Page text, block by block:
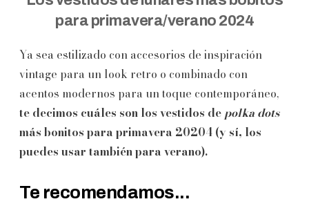
para primavera/verano 2024
Ya sea estilizado con accesorios de inspiración
vintage para un look retro o combinado con
acentos modernos para un toque contemporáneo,
te decimos cuáles son los vestidos de polka dots
más bonitos para primavera 20204 (y sí, los
puedes usar también para verano).
Te recomendamos...